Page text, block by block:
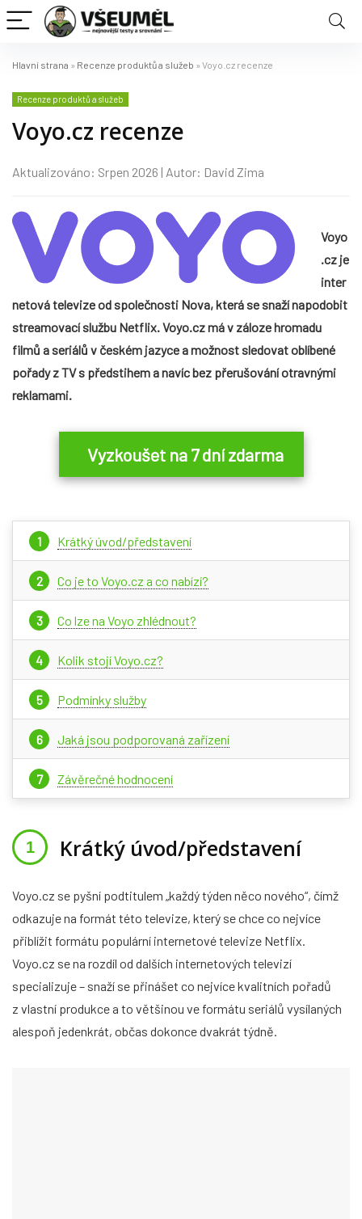
Hlavní strana » Recenze produktů a služeb » Voyo.cz recenze
Recenze produktů a služeb
Voyo.cz recenze
Aktualizováno: Srpen 2026 | Autor: David Zima
Voyo
.cz je
inter
netová televize od společnosti Nova, která se snaží napodobit
streamovací službu Netflix. Voyo.cz má v záloze hromadu
filmů a seriálů v českém jazyce a možnost sledovat oblíbené
pořady z TV s předstihem a navíc bez přerušování otravnými
reklamami.
Vyzkoušet na 7 dní zdarma
Krátký úvod/představení
Co je to Voyo.cz a co nabízí?
Co lze na Voyo zhlédnout?
Kolik stojí Voyo.cz?
Podmínky služby
Jaká jsou podporovaná zařízení
Závěrečné hodnocení
Krátký úvod/představení
Voyo.cz se pyšní podtitulem „každý týden něco nového“, čímž
odkazuje na formát této televize, který se chce co nejvíce
přiblížit formátu populární internetové televize Netflix.
Voyo.cz se na rozdíl od dalších internetových televizí
specializuje – snaží se přinášet co nejvíce kvalitních pořadů
z vlastní produkce a to většinou ve formátu seriálů vysílaných
alespoň jedenkrát, občas dokonce dvakrát týdně.